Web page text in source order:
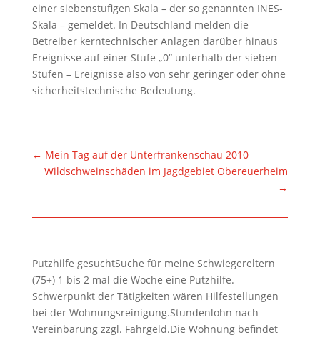
einer siebenstufigen Skala – der so genannten INES-
Skala – gemeldet. In Deutschland melden die
Betreiber kerntechnischer Anlagen darüber hinaus
Ereignisse auf einer Stufe „0“ unterhalb der sieben
Stufen – Ereignisse also von sehr geringer oder ohne
sicherheitstechnische Bedeutung.
← Mein Tag auf der Unterfrankenschau 2010
Wildschweinschäden im Jagdgebiet Obereuerheim
→
Putzhilfe gesuchtSuche für meine Schwiegereltern
(75+) 1 bis 2 mal die Woche eine Putzhilfe.
Schwerpunkt der Tätigkeiten wären Hilfestellungen
bei der Wohnungsreinigung.Stundenlohn nach
Vereinbarung zzgl. Fahrgeld.Die Wohnung befindet